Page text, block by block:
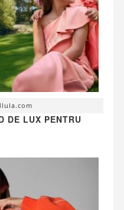
DE LUX PENTRU